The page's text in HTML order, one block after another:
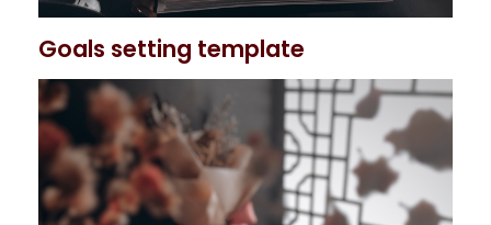
Goals setting template